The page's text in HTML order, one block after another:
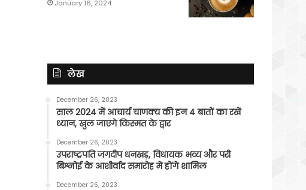
January 16, 2024
लेख
December 26, 2023
साल 2024 में आचार्य चाणक्य की इन 4 बातों का रखें
ध्यान, खुल जाएंगे किस्मत के द्वार
December 26, 2023
उपराष्ट्रपति जगदीप धनखड़, विधायक भव्य और परी
बिश्नोई के आशीर्वाद समारोह में होंगे शामिल
December 26, 2023